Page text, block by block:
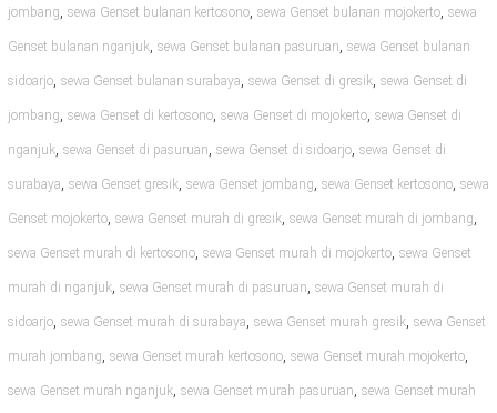
jombang, sewa Genset bulanan kertosono, sewa Genset bulanan mojokerto, sewa
Genset bulanan nganjuk, sewa Genset bulanan pasuruan, sewa Genset bulanan
sidoarjo, sewa Genset bulanan surabaya, sewa Genset di gresik, sewa Genset di
jombang, sewa Genset di kertosono, sewa Genset di mojokerto, sewa Genset di
nganjuk, sewa Genset di pasuruan, sewa Genset di sidoarjo, sewa Genset di
surabaya, sewa Genset gresik, sewa Genset jombang, sewa Genset kertosono, sewa
Genset mojokerto, sewa Genset murah di gresik, sewa Genset murah di jombang,
sewa Genset murah di kertosono, sewa Genset murah di mojokerto, sewa Genset
murah di nganjuk, sewa Genset murah di pasuruan, sewa Genset murah di
sidoarjo, sewa Genset murah di surabaya, sewa Genset murah gresik, sewa Genset
murah jombang, sewa Genset murah kertosono, sewa Genset murah mojokerto,
sewa Genset murah nganjuk, sewa Genset murah pasuruan, sewa Genset murah